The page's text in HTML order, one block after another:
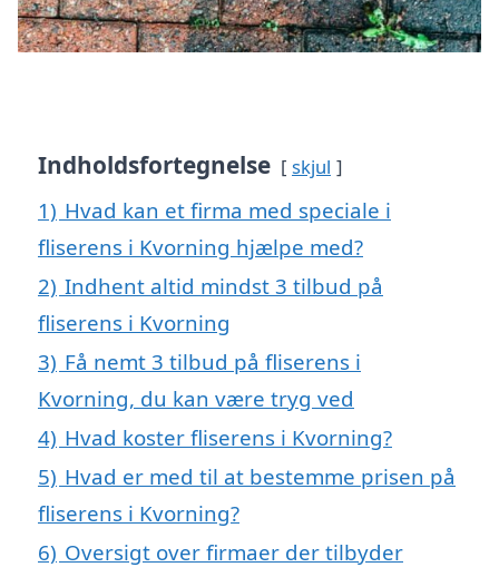
Indholdsfortegnelse skjul
1) Hvad kan et firma med speciale i
fliserens i Kvorning hjælpe med?
2) Indhent altid mindst 3 tilbud på
fliserens i Kvorning
3) Få nemt 3 tilbud på fliserens i
Kvorning, du kan være tryg ved
4) Hvad koster fliserens i Kvorning?
5) Hvad er med til at bestemme prisen på
fliserens i Kvorning?
6) Oversigt over firmaer der tilbyder